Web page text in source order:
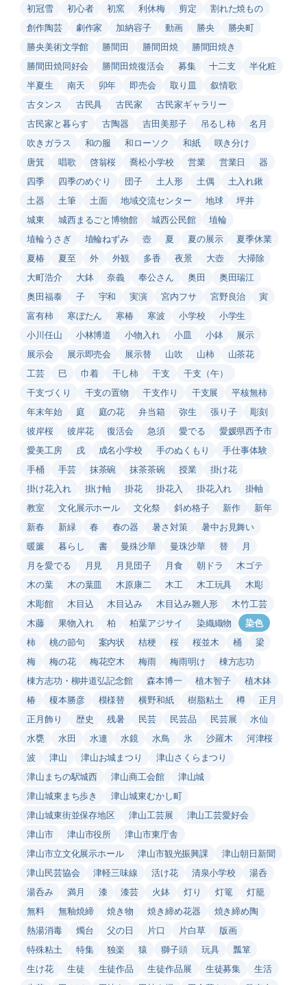
初冠雪
初心者 初窯 利休梅 剪定
割れた焼もの
創作陶芸
劇作家 加納容子 動画 勝央
勝央町
勝央美術文学館
勝間田 勝間田焼
勝間田焼き
勝間田焼同好会
勝間田焼復活会 募集 十二支
半化粧
半夏生
南天 卯年 即売会 取り皿
叙情歌
古タンス
古民具 古民家
古民家ギャラリー
古民家と暮らす
古陶器 吉田美那子 吊るし柿
名月
吹きガラス
和の服 和ローソク 和紙
咲き分け
唐箕
唱歌 啓翁桜 喬松小学校 営業 営業日
器
四季
四季のめぐり 団子 土人形 土偶
土入れ鍬
土器
土筆 土面 地域交流センター 地球
坪井
城東
城西まるごと博物館 城西公民館
埴輪
埴輪うさぎ
埴輪ねずみ 壺 夏 夏の展示
夏季休業
夏椿
夏至 外 外観 多香 夜景 大壺
大掃除
大町浩介
大鉢 奈義 奉公さん 奥田
奥田瑞江
奥田福泰
子 宇和 実演 宮内フサ 宮野良治
寅
富有柿
寒ぼたん 寒椿 寒波 小学校
小学生
小川任山
小林博道 小物入れ 小皿 小鉢
展示
展示会
展示即売会 展示替 山吹 山柿
山茶花
工芸
巳 巾着 干し柿 干支
干支（午）
干支づくり
干支の置物 干支作り 干支展
平核無柿
年末年始
庭 庭の花 弁当箱 弥生 張り子
彫刻
彼岸桜
彼岸花 復活会 急須 愛でる
愛媛県西予市
愛美工房
戌 成名小学校 手のぬくもり
手仕事体験
手桶
手芸 抹茶碗 抹茶茶碗 授業
掛け花
掛け花入れ
掛け軸 掛花 掛花入 掛花入れ
掛軸
教室
文化展示ホール 文化祭 斜め格子 新作
新年
新春
新緑 春 春の器 暑さ対策
暑中お見舞い
暖簾
暮らし 書 曼殊沙華 曼珠沙華 替
月
月を愛でる
月見 月見団子 月食 朝ドラ
木ゴテ
木の葉
木の葉皿 木原康二 木工 木工玩具
木彫
木彫館
木目込 木目込み 木目込み雛人形
木竹工芸
木藤
果物入れ 柏 柏葉アジサイ 染織織物
染色
柿
桃の節句 案内状 桔梗 桜 桜並木 桶
梁
梅
梅の花 梅花空木 梅雨 梅雨明け
棟方志功
棟方志功・柳井道弘記念館
森本博一 植木智子
植木鉢
椿
榎本勝彦 模様替 横野和紙 樹脂粘土 樽
正月
正月飾り
歴史 残暑 民芸 民芸品 民芸展
水仙
水甕
水田 水連 水鏡 水鳥 氷 沙羅木
河津桜
波
津山 津山お城まつり
津山さくらまつり
津山まちの駅城西
津山商工会館
津山城
津山城東まち歩き
津山城東むかし町
津山城東街並保存地区
津山工芸展
津山工芸愛好会
津山市
津山市役所
津山市東庁舎
津山市立文化展示ホール
津山市観光振興課
津山朝日新聞
津山民芸協会
津軽三味線 活け花 清泉小学校
湯呑
湯呑み
満月 漆 漆芸 火鉢 灯り 灯篭
灯籠
無料
無釉焼締 焼き物 焼き締め花器
焼き締め陶
熱湯消毒
燭台 父の日 片口 片白草
版画
特殊粘土
特集 独楽 猿 獅子頭 玩具
瓢箪
生け花
生徒 生徒作品 生徒作品展 生徒募集
生活